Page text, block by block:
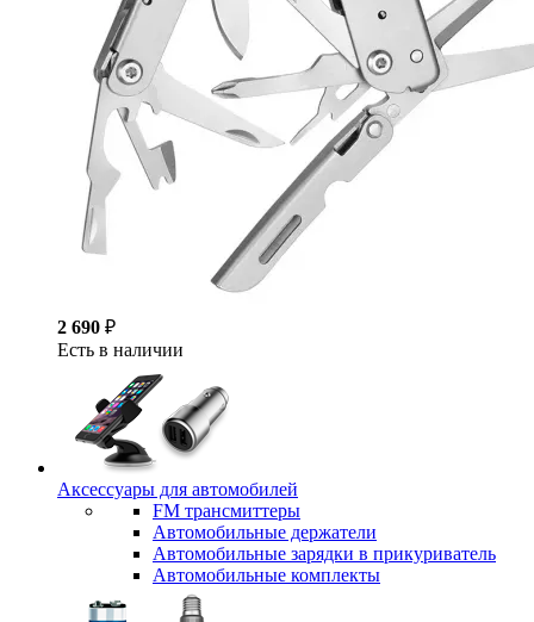
2 690 ₽
Есть в наличии
Аксессуары для автомобилей
FM трансмиттеры
Автомобильные держатели
Автомобильные зарядки в прикуриватель
Автомобильные комплекты